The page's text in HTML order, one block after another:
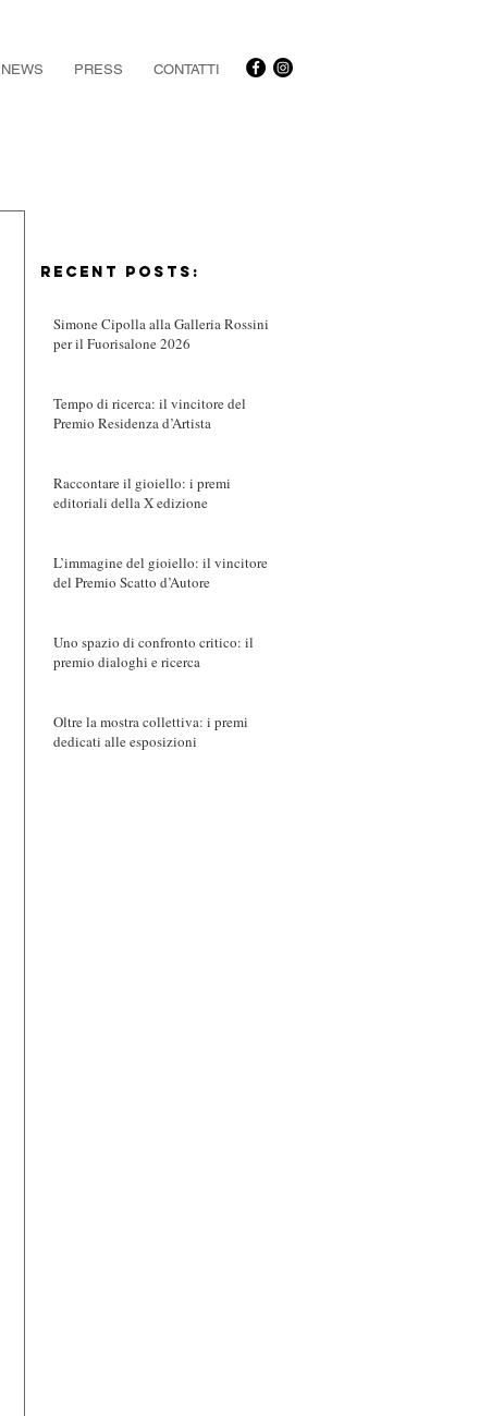
RECENT POSTS:
Simone Cipolla alla Galleria Rossini
per il Fuorisalone 2026
Tempo di ricerca: il vincitore del
Premio Residenza d’Artista
Raccontare il gioiello: i premi
editoriali della X edizione
L’immagine del gioiello: il vincitore
del Premio Scatto d’Autore
Uno spazio di confronto critico: il
premio dialoghi e ricerca
Oltre la mostra collettiva: i premi
dedicati alle esposizioni
NEWS PRESS CONTATTI